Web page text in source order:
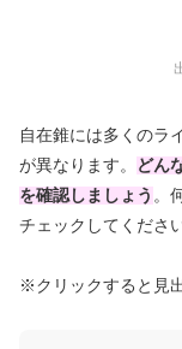
自在錐には多くのラ
が異なります。
どん
を確認しましょう 。
チェックしてください
※クリックすると見